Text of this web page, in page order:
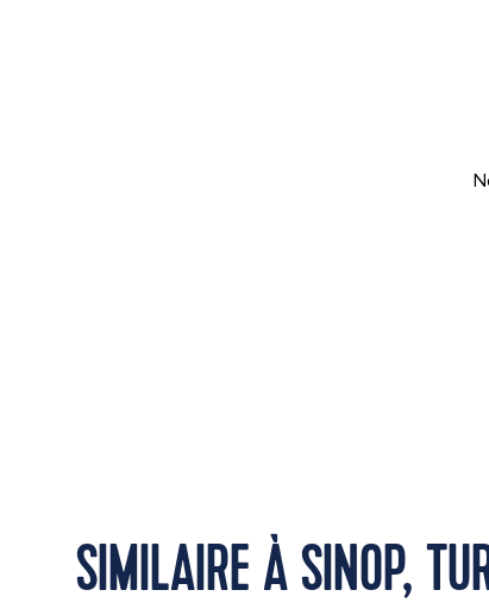
SIMILAIRE À SINOP,